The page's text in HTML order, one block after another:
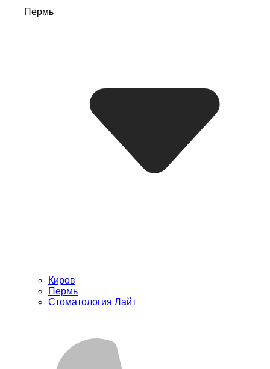
Пермь
Киров
Пермь
Стоматология Лайт